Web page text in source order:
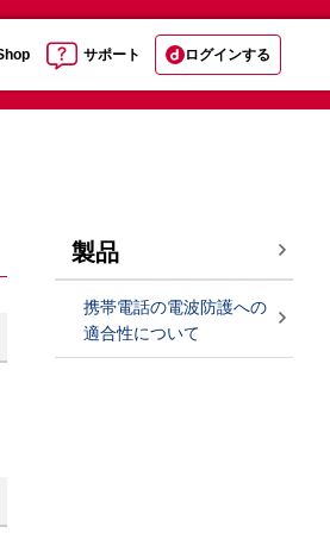
サポート ログインする
製品
携帯電話の電波防護への
適合性について